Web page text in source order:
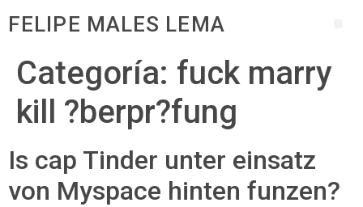
FELIPE MALES LEMA
Categoría: fuck marry
kill ?berpr?fung
Is cap Tinder unter einsatz
von Myspace hinten funzen?